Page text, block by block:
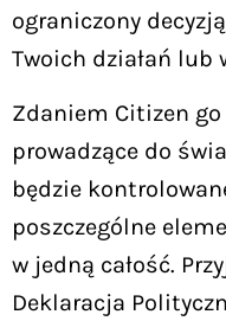
ograniczony
Twoich działań lub
Zdaniem Citizen
prowadzące do
będzie
poszczególne
w jedną całość.
Deklaracja